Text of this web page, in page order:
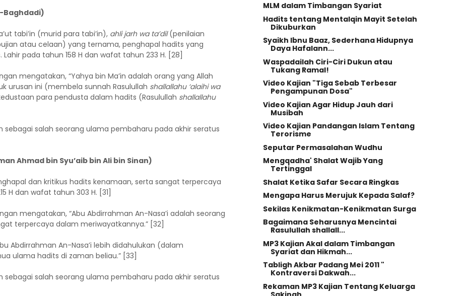
Baghdadi)
tabi’in (murid para tabi’in), ahli jarh wa ta’dil(penilaian
atau celaan) yang ternama, penghapal hadits yang
pada tahun 158 H dan wafat tahun 233 H. [28]
mengatakan, “Yahya bin Ma’in adalah orang yang Allah
urusan ini (membela sunnah Rasulullah shallallahu ‘alaihi wa
para pendusta dalam hadits (Rasulullah shallallahu
salah seorang ulama pembaharu pada akhir seratus
Ahmad bin Syu’aib bin Ali bin Sinan)
dan kritikus hadits kenamaan, serta sangat terpercaya
H dan wafat tahun 303 H. [31]
mengatakan, “Abu Abdirrahman An-Nasa’i adalah seorang
terpercaya dalam meriwayatkannya.” [32]
Abdirrahman An-Nasa’i lebih didahulukan (dalam
ulama hadits di zaman beliau.” [33]
salah seorang ulama pembaharu pada akhir seratus
MLM dalam Timbangan Syariat
Hadits tentang Mentalqin Mayit Setelah
Dikuburkan
Syaikh Ibnu Baaz, Sederhana Hidupnya
Daya Hafalann...
Waspadailah Ciri-Ciri Dukun atau
Tukang Ramal!
Video Kajian "Tiga Sebab Terbesar
Pengampunan Dosa"
Video Kajian Agar Hidup Jauh dari
Musibah
Video Kajian Pandangan Islam Tentang
Terorisme
Seputar Permasalahan Wudhu
Mengqadha' Shalat Wajib Yang
Tertinggal
Shalat Ketika Safar Secara Ringkas
Mengapa Harus Merujuk Kepada Salaf?
Sekilas Kenikmatan-Kenikmatan Surga
Bagaimana Seharusnya Mencintai
Rasulullah shallall...
MP3 Kajian Akal dalam Timbangan
Syariat dan Hikmah...
Tabligh Akbar Padang Mei 2011 "
Kontraversi Dakwah...
Rekaman MP3 Kajian Tentang Keluarga